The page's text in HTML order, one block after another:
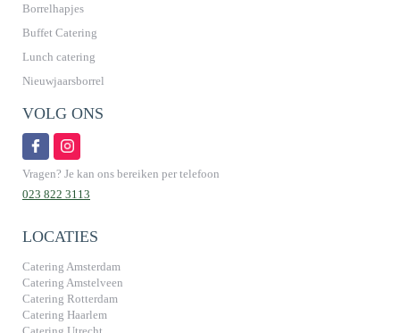
Borrelhapjes
Buffet Catering
Lunch catering
Nieuwjaarsborrel
VOLG ONS
Vragen? Je kan ons bereiken per telefoon
023 822 3113
LOCATIES
Catering Amsterdam
Catering Amstelveen
Catering Rotterdam
Catering Haarlem